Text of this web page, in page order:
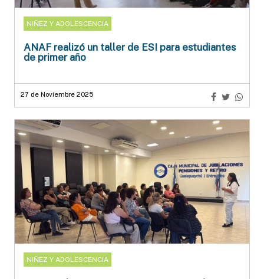
NIÑEZ Y ADOLESCENCIA
ANAF realizó un taller de ESI para estudiantes
de primer año
27 de Noviembre 2025
NIÑEZ Y ADOLESCENCIA